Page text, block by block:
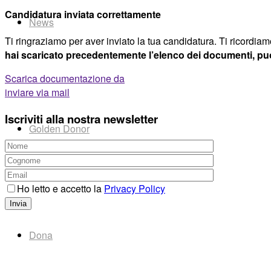
News
Golden Donor
Dona
Candidatura inviata correttamente
Ti ringraziamo per aver inviato la tua candidatura. Ti
hai scaricato precedentemente l’elenco dei documenti,
Scarica documentazione da
inviare via mail
Iscriviti alla nostra newsletter
Ho letto e accetto la Privacy Policy